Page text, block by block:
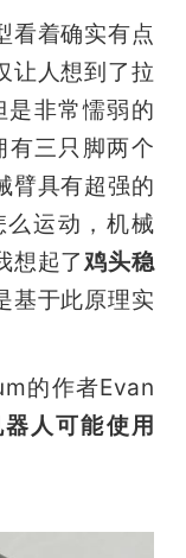
看着确实有点
让人想到了拉
是非常懦弱的
三只脚两个
臂具有超强的
运动，机械
想起了鸡头稳
基于此原理实
的作者Evan
人可能使用